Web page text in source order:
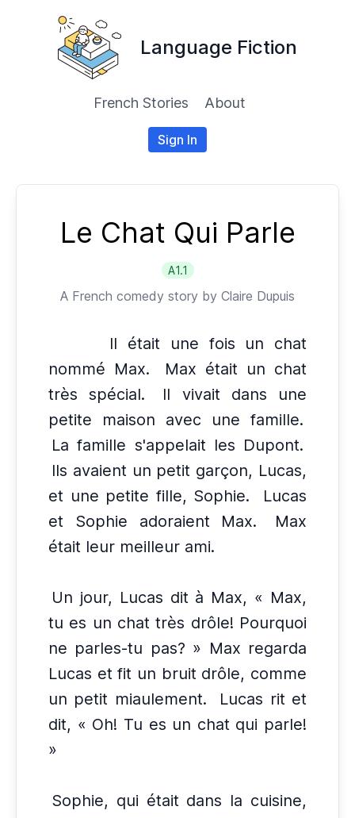
Language Fiction
French Stories About
Sign In
Le Chat Qui Parle
A1.1
A French comedy story by Claire Dupuis
Il était une fois un chat
nommé Max.
Max était un chat
très spécial.
Il vivait dans une
petite maison avec une famille.
La famille s'appelait les Dupont.
Ils avaient un petit garçon, Lucas,
et une petite fille, Sophie.
Lucas
et Sophie adoraient Max.
Max
était leur meilleur ami.
Un jour, Lucas dit à Max, « Max,
tu es un chat très drôle! Pourquoi
ne parles-tu pas? » Max regarda
Lucas et fit un bruit drôle, comme
un petit miaulement.
Lucas rit et
dit, « Oh! Tu es un chat qui parle!
»
Sophie, qui était dans la cuisine,